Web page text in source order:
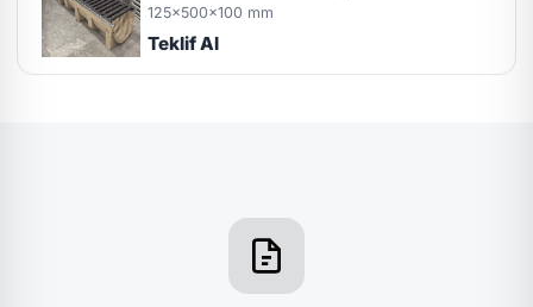
125x500x100 mm
Teklif Al